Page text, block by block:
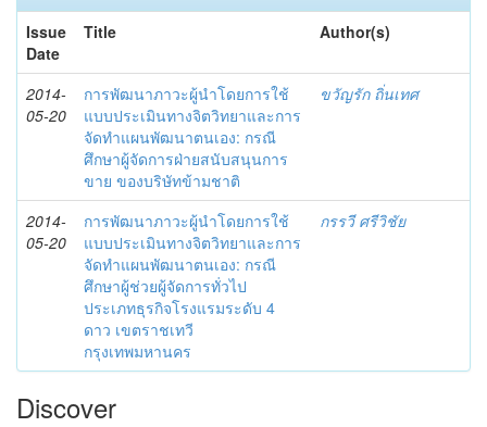
Issue
Date
Title Author(s)
2014-
05-20
การพัฒนาภาวะผู้นำโดยการใช้
แบบประเมินทางจิตวิทยาและการ
จัดทำแผนพัฒนาตนเอง: กรณี
ศึกษาผู้จัดการฝ่ายสนับสนุนการ
ขาย ของบริษัทข้ามชาติ
ขวัญรัก ถิ่นเทศ
2014-
05-20
การพัฒนาภาวะผู้นำโดยการใช้
แบบประเมินทางจิตวิทยาและการ
จัดทำแผนพัฒนาตนเอง: กรณี
ศึกษาผู้ช่วยผู้จัดการทั่วไป
ประเภทธุรกิจโรงแรมระดับ 4
ดาว เขตราชเทวี
กรุงเทพมหานคร
กรรวี ศรีวิชัย
Discover